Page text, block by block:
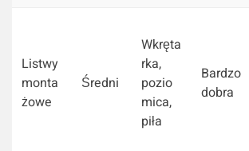
Listwy
monta
żowe
Średni
Wkręta
rka,
pozio
mica,
piła
Bardzo
dobra